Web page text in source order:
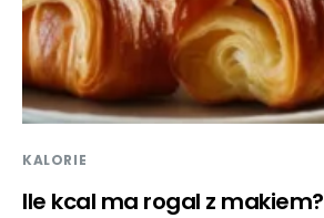
KALORIE
Ile kcal ma rogal z makiem?